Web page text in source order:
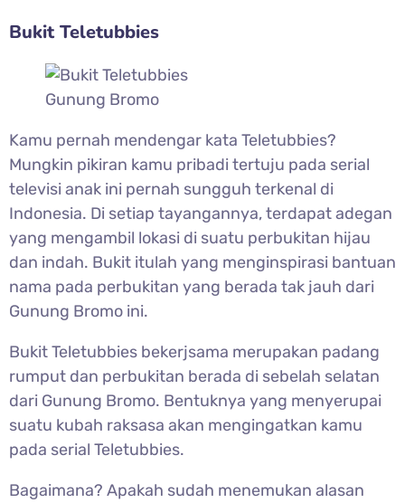
Bukit Teletubbies
Gunung Bromo
Kamu pernah mendengar kata Teletubbies?
Mungkin pikiran kamu pribadi tertuju pada serial
televisi anak ini pernah sungguh terkenal di
Indonesia. Di setiap tayangannya, terdapat adegan
yang mengambil lokasi di suatu perbukitan hijau
dan indah. Bukit itulah yang menginspirasi bantuan
nama pada perbukitan yang berada tak jauh dari
Gunung Bromo ini.
Bukit Teletubbies bekerjsama merupakan padang
rumput dan perbukitan berada di sebelah selatan
dari Gunung Bromo. Bentuknya yang menyerupai
suatu kubah raksasa akan mengingatkan kamu
pada serial Teletubbies.
Bagaimana? Apakah sudah menemukan alasan